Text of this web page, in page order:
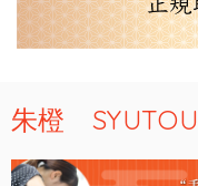
朱橙 SYUTOU